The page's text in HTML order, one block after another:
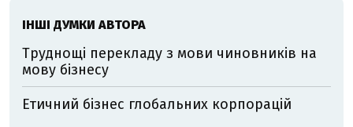
ІНШІ ДУМКИ АВТОРА
Труднощі перекладу з мови чиновників на
мову бізнесу
Етичний бізнес глобальних корпорацій